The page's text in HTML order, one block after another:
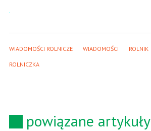
WIADOMOŚCI ROLNICZE WIADOMOŚCI ROLNIK
ROLNICZKA
powiązane artykuły